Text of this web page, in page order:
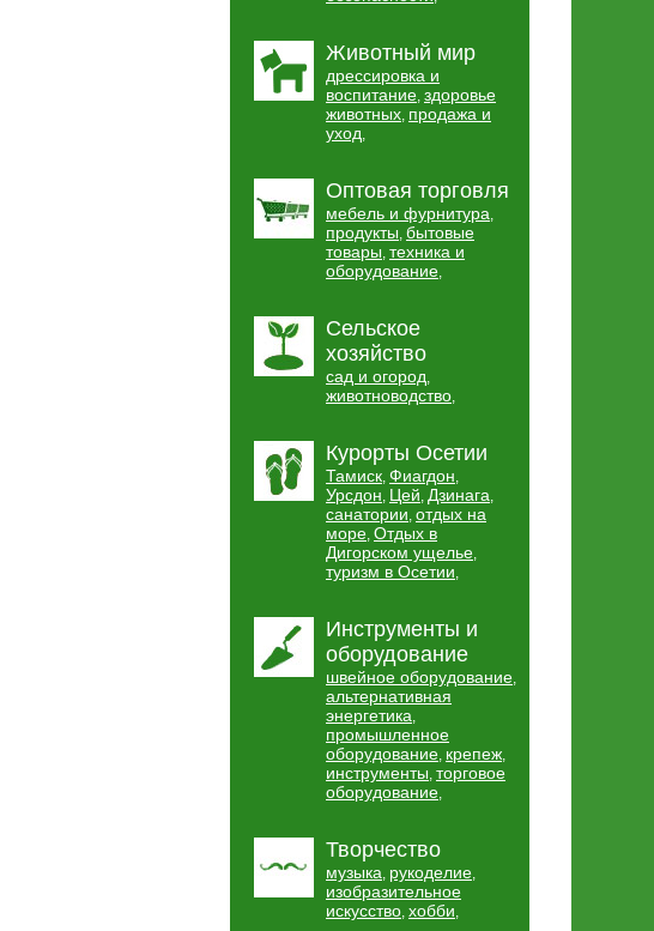
Животный мир
дрессировка и
воспитание, здоровье
животных, продажа и
уход,
Оптовая торговля
мебель и фурнитура,
продукты, бытовые
товары, техника и
оборудование,
Сельское
хозяйство
сад и огород,
животноводство,
Курорты Осетии
Тамиск, Фиагдон,
Урсдон, Цей, Дзинага,
санатории, отдых на
море, Отдых в
Дигорском ущелье,
туризм в Осетии,
Инструменты и
оборудование
швейное оборудование,
альтернативная
энергетика,
промышленное
оборудование, крепеж,
инструменты, торговое
оборудование,
Творчество
музыка, рукоделие,
изобразительное
искусство, хобби,